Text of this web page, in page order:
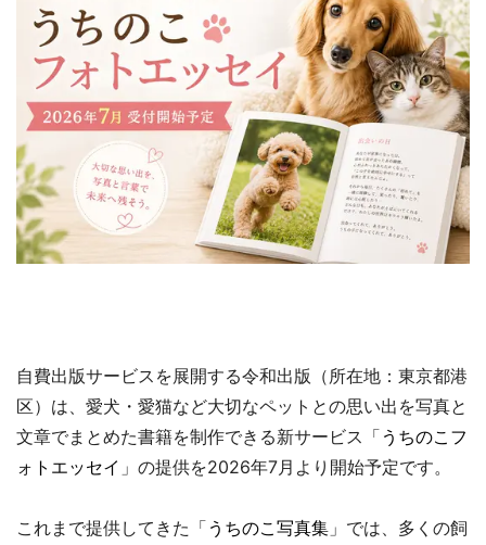
自費出版サービスを展開する令和出版（所在地：東京都港
区）は、愛犬・愛猫など大切なペットとの思い出を写真と
文章でまとめた書籍を制作できる新サービス「 うちのこフ
ォトエッセイ 」の提供を2026年7月より開始予定です。
これまで提供してきた「 うちのこ写真集 」では、多くの飼